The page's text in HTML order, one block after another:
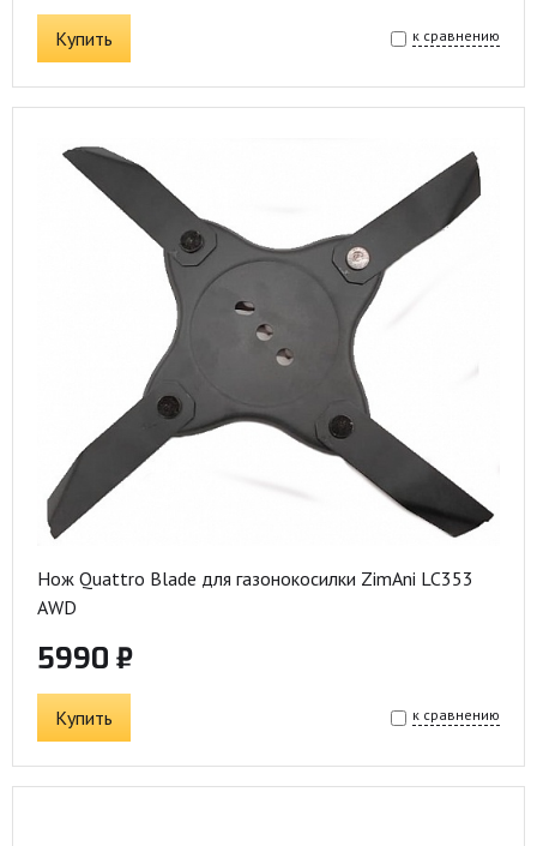
Купить к сравнению
Нож Quattro Blade для газонокосилки ZimAni LC353
AWD
5990 ₽
Купить к сравнению